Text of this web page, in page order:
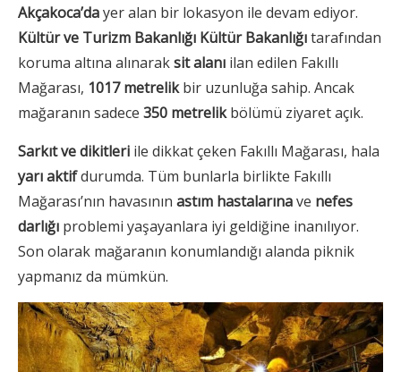
Akçakoca’dayer alan bir lokasyon ile devam ediyor.
Kültür ve Turizm Bakanlığı Kültür Bakanlığıtarafından
koruma altına alınaraksit alanı ilan edilen Fakıllı
Mağarası, 1017 metrelikbir uzunluğa sahip. Ancak
mağaranın sadece 350 metrelikbölümü ziyaret açık.
Sarkıt ve dikitleri ile dikkat çeken Fakıllı Mağarası, hala
yarı aktifdurumda. Tüm bunlarla birlikte Fakıllı
Mağarası’nın havasının astım hastalarınave nefes
darlığı problemi yaşayanlara iyi geldiğine inanılıyor.
Son olarak mağaranın konumlandığı alanda piknik
yapmanız da mümkün.